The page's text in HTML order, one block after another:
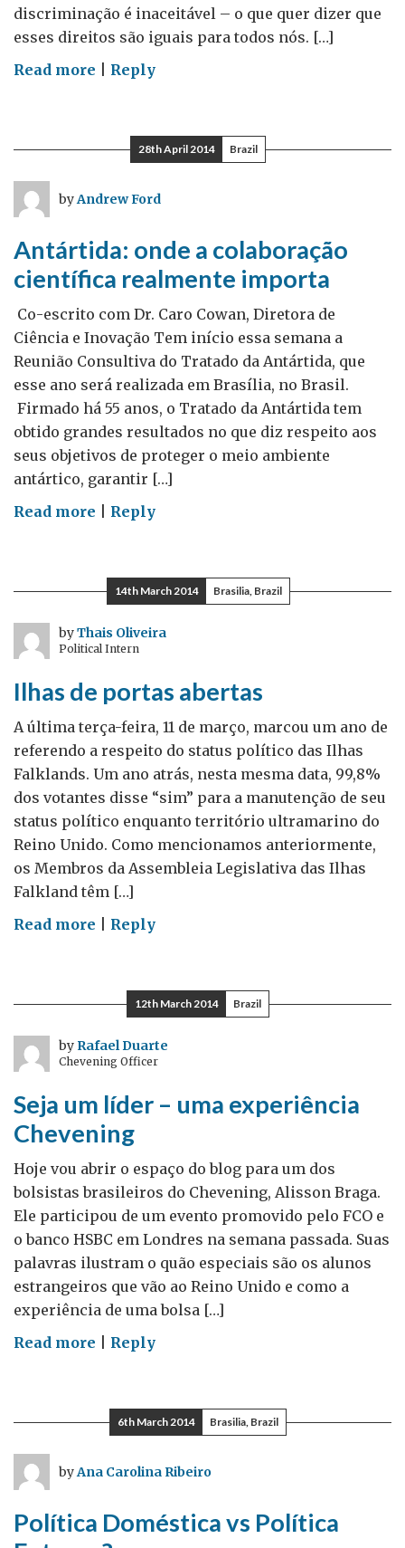
discriminação é inaceitável – o que quer dizer que
esses direitos são iguais para todos nós. […]
Read more on
Contra
Homofobia
Reply
28th April 2014 Brazil
byAndrew Ford
Antártida: onde a colaboração
científica realmente importa
Co-escrito com Dr. Caro Cowan, Diretora de
Ciência e Inovação Tem início essa semana a
Reunião Consultiva do Tratado da Antártida, que
esse ano será realizada em Brasília, no Brasil.
Firmado há 55 anos, o Tratado da Antártida tem
obtido grandes resultados no que diz respeito aos
seus objetivos de proteger o meio ambiente
antártico, garantir […]
Read more on
colaboração
científica
realmente
Reply
14th March 2014 Brasilia, Brazil
byThais Oliveira
Political Intern
Ilhas de portas abertas
A última terça-feira, 11 de março, marcou um ano de
referendo a respeito do status político das Ilhas
Falklands. Um ano atrás, nesta mesma data, 99,8%
dos votantes disse “sim” para a manutenção de seu
status político enquanto território ultramarino do
Reino Unido. Como mencionamos anteriormente,
os Membros da Assembleia Legislativa das Ilhas
Falkland têm […]
Read more on
portas
abertas
Reply
12th March 2014 Brazil
by Rafael Duarte
Chevening Officer
Seja um líder – uma experiência
Chevening
Hoje vou abrir o espaço do blog para um dos
bolsistas brasileiros do Chevening, Alisson Braga.
Ele participou de um evento promovido pelo FCO e
o banco HSBC em Londres na semana passada. Suas
palavras ilustram o quão especiais são os alunos
estrangeiros que vão ao Reino Unido e como a
experiência de uma bolsa […]
Read more on
líder
Reply
6th March 2014 Brasilia, Brazil
byAna Carolina Ribeiro
Política Doméstica vs Política